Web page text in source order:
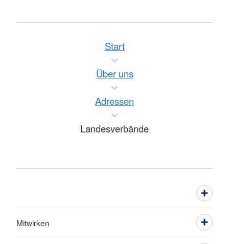
Start
Über uns
Adressen
Landesverbände
Mitwirken